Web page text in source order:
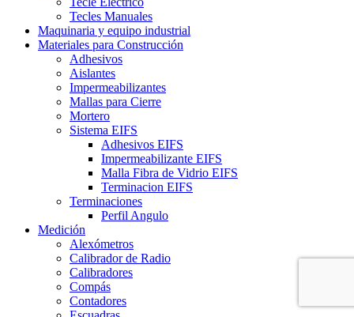
Tecles Manuales
Maquinaria y equipo industrial
Materiales para Construcción
Adhesivos
Aislantes
Impermeabilizantes
Mallas para Cierre
Mortero
Sistema EIFS
Adhesivos EIFS
Impermeabilizante EIFS
Malla Fibra de Vidrio EIFS
Terminacion EIFS
Terminaciones
Perfil Angulo
Medición
Alexómetros
Calibrador de Radio
Calibradores
Compás
Contadores